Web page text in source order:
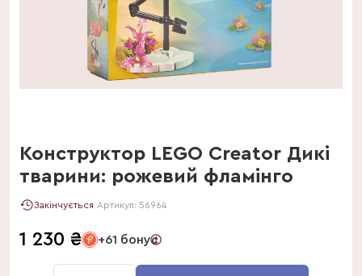
Конструктор LEGO Creator Дикі
тварини: рожевий фламінго
Закінчується Артикул: 56964
1 230 ₴ +61 бонус